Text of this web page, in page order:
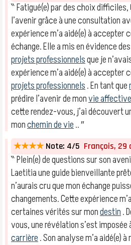
‶ Fatigué(e) par des choix
l’avenir grâce à une consultation
expérience m’a aidé(e) à
échange. Elle a mis en évidence des
projets professionnelsque je
expérience m’a aidé(e) à
projets professionnels. En tant que
prédire l’avenir de monvie affective
cette rendez-vous, j’ai découvert
monchemin de vie.. ″
★★★★ Note: 4/5 François, 29
‶ Plein(e) de questions sur son
Laetitia une guide bienveillante
n’aurais cru que mon échange
changements. Cette expérience
certaines vérités sur mondestin.
vous, une révélation s’est
carrière. Son analyse m’a aidé(e)